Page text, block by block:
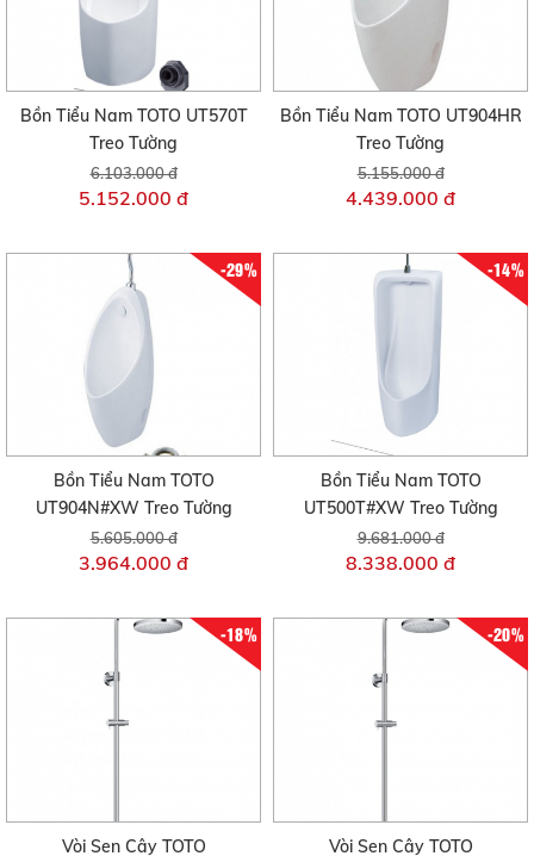
Bồn Tiểu Nam TOTO UT570T
Treo Tường
6.103.000 đ
5.152.000 đ
Bồn Tiểu Nam TOTO UT904HR
Treo Tường
5.155.000 đ
4.439.000 đ
-29%
Bồn Tiểu Nam TOTO
UT904N#XW Treo Tường
5.605.000 đ
3.964.000 đ
-14%
Bồn Tiểu Nam TOTO
UT500T#XW Treo Tường
9.681.000 đ
8.338.000 đ
-18%
Vòi Sen Cây TOTO
-20%
Vòi Sen Cây TOTO